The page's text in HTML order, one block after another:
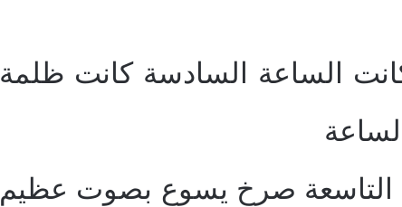
الساعة السادسة كانت ظلمة
التاسعة صرخ يسوع بصوت عظيم